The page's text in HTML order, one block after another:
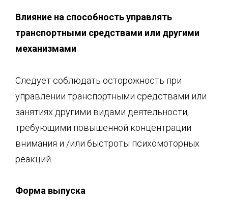
Влияние на способность управлять
транспортными средствами или другими
механизмами
Следует соблюдать осторожность при
управлении транспортными средствами или
занятиях другими видами деятельности,
требующими повышенной концентрации
внимания и /или быстроты психомоторных
реакций.
Форма выпуска